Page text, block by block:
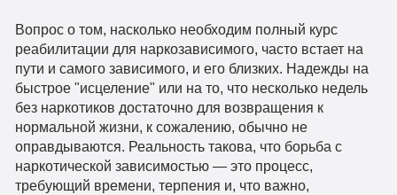
Вопрос о том, насколько необходим полный курс
реабилитации для наркозависимого, часто встает на
пути и самого зависимого, и его близких. Надежды на
быстрое "исцеление" или на то, что несколько недель
без наркотиков достаточно для возвращения к
нормальной жизни, к сожалению, обычно не
оправдываются. Реальность такова, что борьба с
наркотической зависимостью — это процесс,
требующий времени, терпения и, что важно,